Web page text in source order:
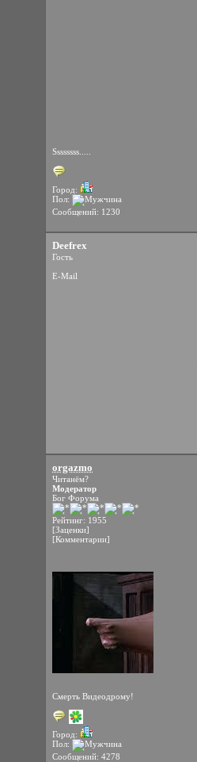
Ssssssss.....
Город:
Пол:
Сообщений: 1230
Deefrex
Гость
E-Mail
orgazmo
Читанём?
Модератор
Бог Форума
Рейтинг: 1955
[Заценки]
[Комментарии]
Смерть Видеодрому!
Город:
Пол:
Сообщений: 4278